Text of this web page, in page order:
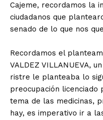
Cajeme, recordamos la
ciudadanos que
senado de lo que nos
Recordamos el
VALDEZ VILLANUEVA,
ristre le planteaba lo
preocupación
tema de las medicinas,
hay, es imperativo ir a